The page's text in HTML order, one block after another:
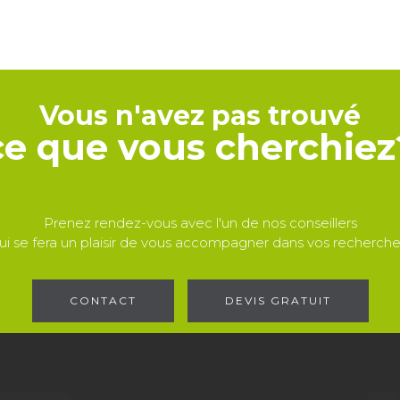
Vous n'avez pas trouvé
que vous
Prenez rendez-vous avec l'un de nos conseillers
se fera un plaisir de vous accompagner dans vos
CONTACT DEVIS GRATUIT